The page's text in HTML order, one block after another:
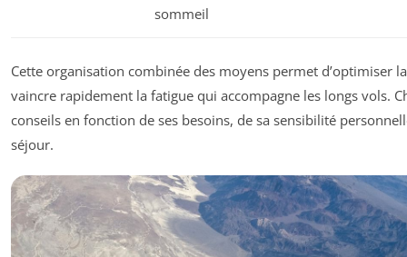
sommeil
Cette organisation combinée des moyens permet d’optimiser
vaincre rapidement la fatigue qui accompagne les longs vols.
conseils en fonction de ses besoins, de sa sensibilité
séjour.